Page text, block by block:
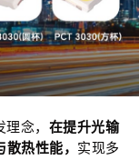
念， 在提升光输
热性能， 实现多